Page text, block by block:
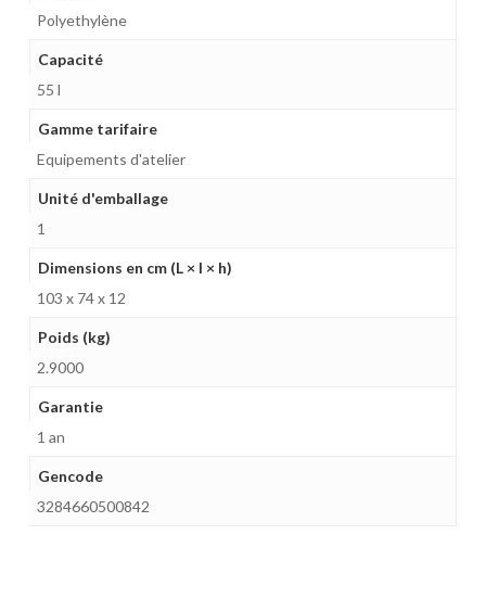
Polyethylène
Capacité
55 l
Gamme tarifaire
Equipements d'atelier
Unité d'emballage
1
Dimensions en cm (L × l × h)
103 x 74 x 12
Poids (kg)
2.9000
Garantie
1 an
Gencode
3284660500842